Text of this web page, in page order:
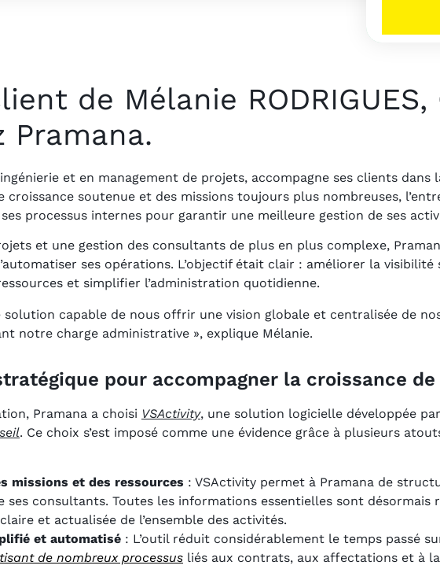
de Mélanie
Pramana.
et en management de projets, accompagne ses clients dans
croissance soutenue et des missions toujours plus nombreuses,
processus internes pour garantir une meilleure gestion de ses
et une gestion des consultants de plus en plus complexe,
ses opérations. L’objectif était clair : améliorer la visibilité
et simplifier l’administration quotidienne.
solution capable de nous offrir une vision globale et centralisée de
notre charge administrative », explique Mélanie.
pour accompagner la croissance de
Pramana a choisi VSActivity, une solution logicielle développée
. Ce choix s’est imposé comme une évidence grâce à plusieurs
missions et des ressources : VSActivity permet à Pramana de
ses consultants. Toutes les informations essentielles sont désormais
et actualisée de l’ensemble des activités.
et automatisé : L’outil réduit considérablement le temps passé
de nombreux processus liés aux contrats, aux affectations et à